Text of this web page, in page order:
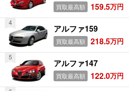
買取最高額 159.5万円
アルファ159
買取最高額 218.5万円
アルファ147
買取最高額 122.0万円